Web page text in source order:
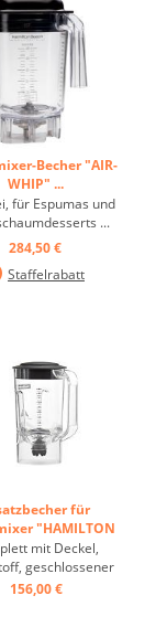
die Messer•
Motor ...
Becher "AIR-
WHIP" ...
für Espumas und
...
284,50 €
Staffelrabatt
für
"HAMILTON
908" ...
mit Deckel,
geschlossener
Griff ...
156,00 €